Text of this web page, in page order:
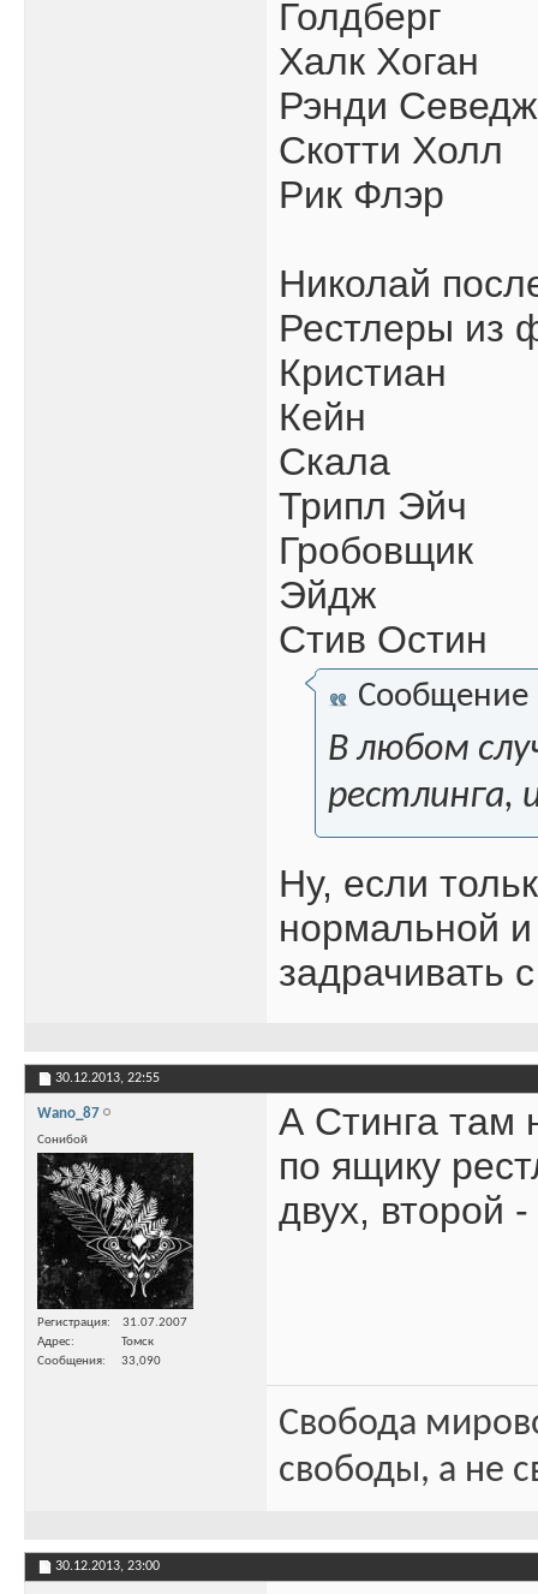
Голдберг
Халк Хоган
Рэнди Севедж
Скотти Холл
Рик Флэр
Николай
Рестлеры из
Кристиан
Кейн
Скала
Трипл Эйч
Гробовщик
Эйдж
Стив Остин
Сообщение
В любом
рестлинга,
Ну, если
нормальной
задрачивать
30.12.2013, 22:55
Wano_87
Сонибой
Регистрация
31.07.2007
Адрес
Томск
Сообщения
33,090
А Стинга там
по ящику
двух, второй
Свобода
свободы, а не
30.12.2013, 23:00